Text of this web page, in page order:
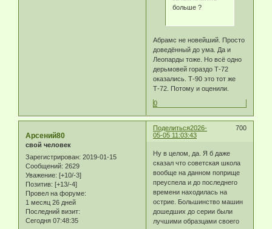
больше ?
Абрамс не новейший. Просто
доведённый до ума. Да и
Леопарды тоже. Но всё одно
дерьмовей гораздо Т-72
оказались. Т-90 это тот же
Т-72. Потому и оценили.
0
Поделиться 700
2026-
05-05 11:03:43
Арсений80
свой человек
Зарегистрирован: 2019-01-15
Сообщений: 2629
Уважение: [+10/-3]
Позитив: [+13/-4]
Провел на форуме:
1 месяц 26 дней
Последний визит:
Сегодня 07:48:35
Ну в целом, да. Я б даже
сказал что советская школа
вообще на данном поприще
преуспела и до последнего
времени находилась на
острие. Большинство машин
дошедших до серии были
лучшими образцами своего